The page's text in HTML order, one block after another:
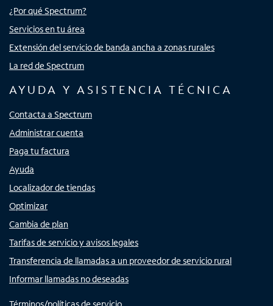
¿Por qué Spectrum?
Servicios en tu área
Extensión del servicio de banda ancha a zonas rurales
La red de Spectrum
AYUDA Y ASISTENCIA TÉCNICA
Contacta a Spectrum
Administrar cuenta
Paga tu factura
Ayuda
Localizador de tiendas
Optimizar
Cambia de plan
Tarifas de servicio y avisos legales
Transferencia de llamadas a un proveedor de servicio rural
Informar llamadas no deseadas